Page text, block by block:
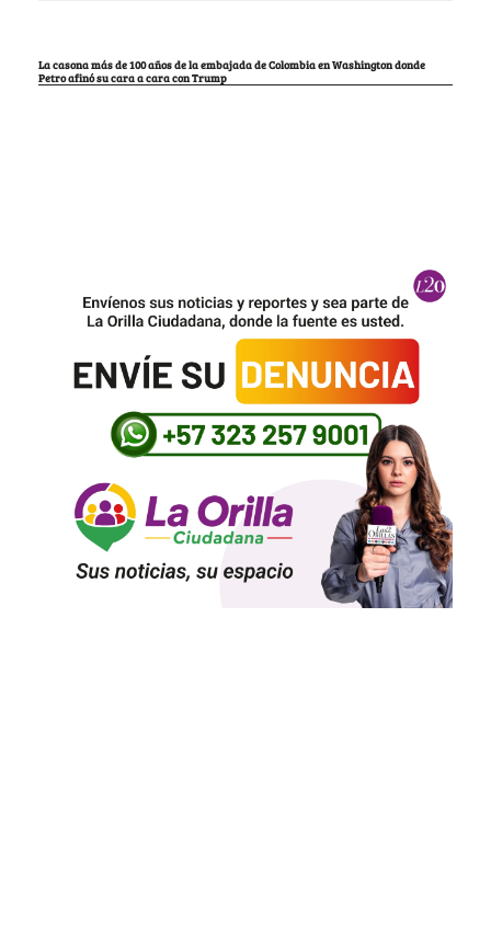
La casona más de 100 años de la embajada de Colombia en Washington donde
Petro afinó su cara a cara con Trump